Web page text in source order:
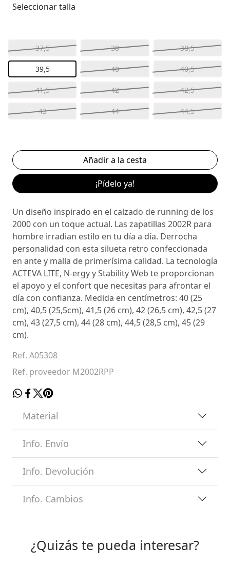
Seleccionar talla
37,5 38 38,5
39,5 40 40,5
41,5 42 42,5
43 44 44,5
¡Pídelo ya!
Un diseño inspirado en el calzado de running de los
2000 con un toque actual. Las zapatillas 2002R para
hombre irradian estilo en tu día a día. Derrocha
personalidad con esta silueta retro confeccionada
en ante y malla de primerísima calidad. La tecnología
ACTEVA LITE, N-ergy y Stability Web te proporcionan
el apoyo y el confort que necesitas para afrontar el
día con confianza. Medida en centímetros: 40 (25
cm), 40,5 (25,5cm), 41,5 (26 cm), 42 (26,5 cm), 42,5 (27
cm), 43 (27,5 cm), 44 (28 cm), 44,5 (28,5 cm), 45 (29
cm).
Ref. A05308
Ref. proveedor M2002RPP
Material
Info. Envío
Info. Devolución
Info. Cambios
¿Quizás te pueda interesar?